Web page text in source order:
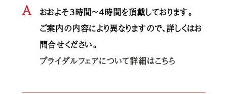
A
おおよそ３時間～４時間を頂戴しております。
ご案内の内容により異なりますので、詳しくはお
問合せください。
ブライダルフェアについて詳細はこちら